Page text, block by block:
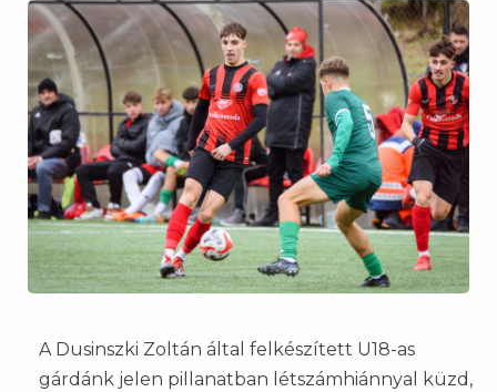
A Dusinszki Zoltán által felkészített U18-as
gárdánk jelen pillanatban létszámhiánnyal küzd,